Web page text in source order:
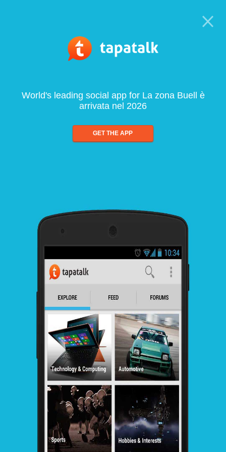
World's leading social app for La zona Buell è
arrivata nel 2026
GET THE APP